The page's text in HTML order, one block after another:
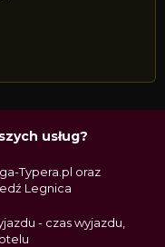
usług?
Typera.pl oraz
Legnica
- czas wyjazdu,